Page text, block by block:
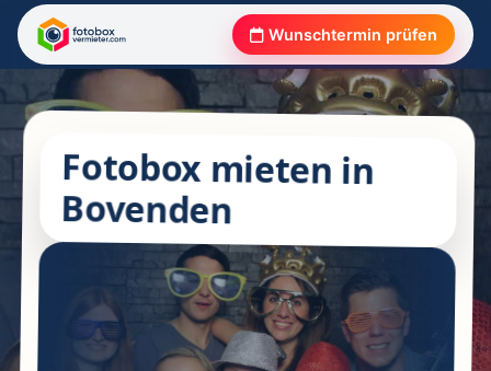
Wunschtermin prüfen
Fotobox mieten in
Bovenden